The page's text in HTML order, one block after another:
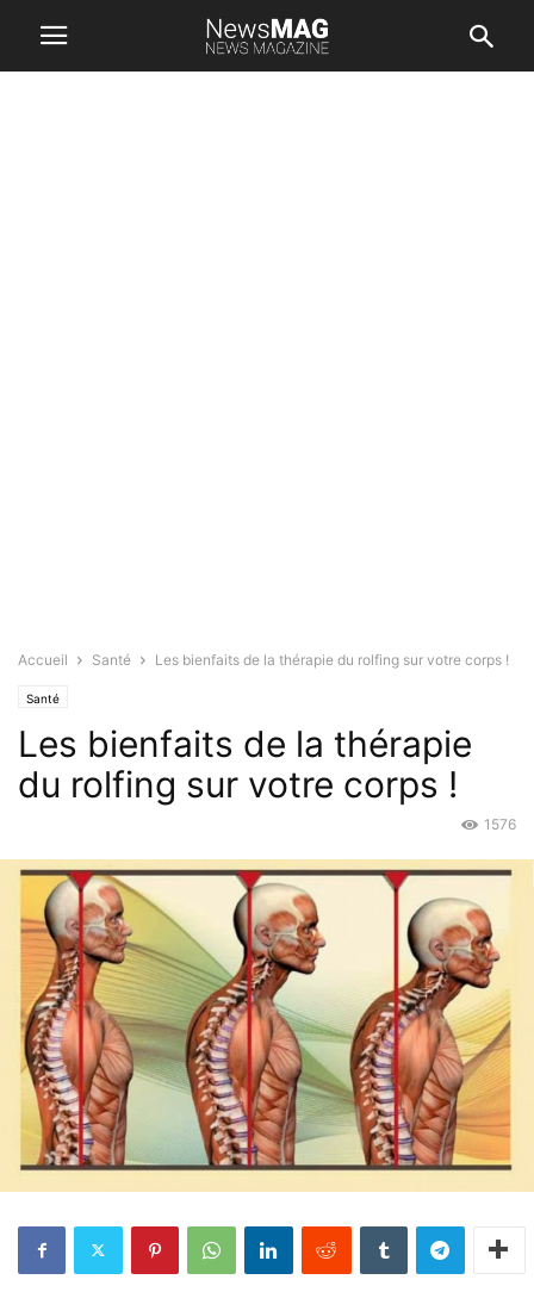
Accueil Santé Les bienfaits de la thérapie du rolfing sur votre corps !
Santé
Les bienfaits de la thérapie
du rolfing sur votre corps !
1576